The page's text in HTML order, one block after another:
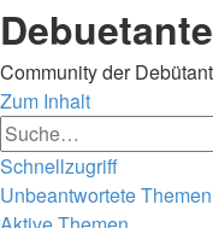
Community der
Zum Inhalt
Schnellzugriff
Unbeantwortete Themen